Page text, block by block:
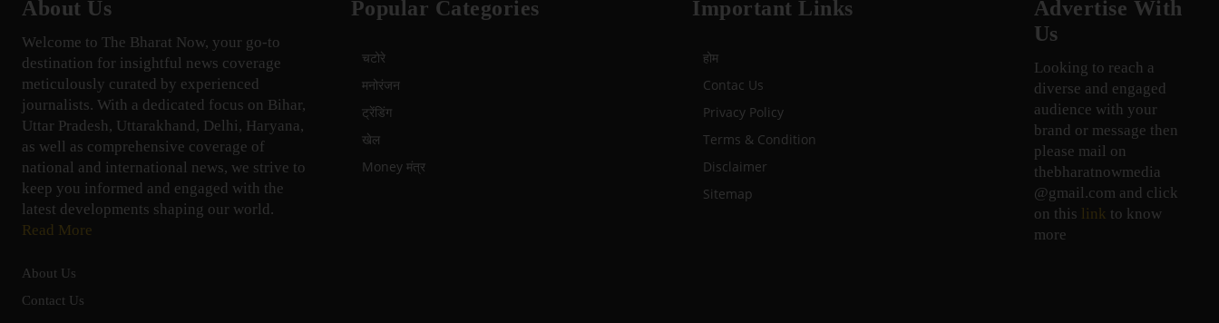
About Us
Welcome to The Bharat Now, your go-to
destination for insightful news coverage
meticulously curated by experienced
journalists. With a dedicated focus on Bihar,
Uttar Pradesh, Uttarakhand, Delhi, Haryana,
as well as comprehensive coverage of
national and international news, we strive to
keep you informed and engaged with the
latest developments shaping our world.
Read More
About Us
Contact Us
Popular Categories
चटोरे
मनोरंजन
ट्रेंडिंग
खेल
Money मंत्र
Important Links
होम
Contac Us
Privacy Policy
Terms & Condition
Disclaimer
Sitemap
Advertise With
Us
Looking to reach a
diverse and engaged
audience with your
brand or message then
please mail on
thebharatnowmedia
@gmail.com and click
on this link to know
more